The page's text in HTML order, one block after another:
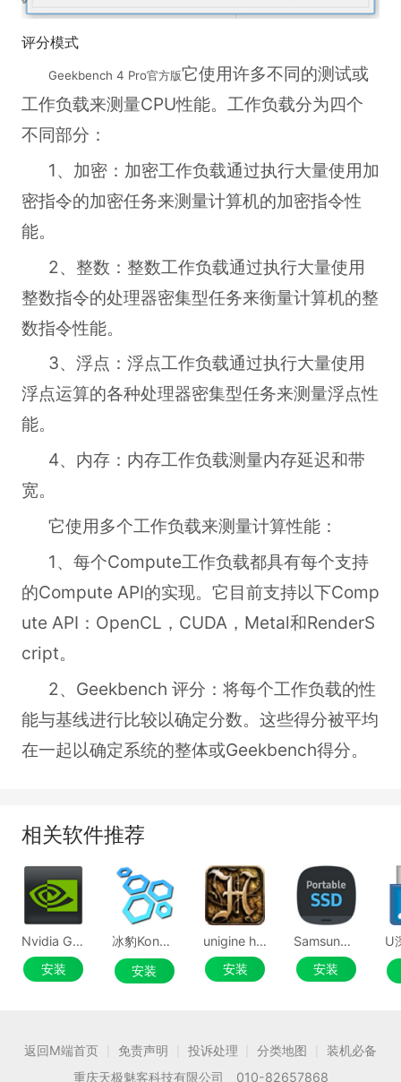
评分模式
Geekbench 4 Pro官方版它使用许多不同的测试或
工作负载来测量CPU性能。工作负载分为四个
不同部分：
1、加密：加密工作负载通过执行大量使用加
密指令的加密任务来测量计算机的加密指令性
能。
2、整数：整数工作负载通过执行大量使用
整数指令的处理器密集型任务来衡量计算机的整
数指令性能。
3、浮点：浮点工作负载通过执行大量使用
浮点运算的各种处理器密集型任务来测量浮点性
能。
4、内存：内存工作负载测量内存延迟和带
宽。
它使用多个工作负载来测量计算性能：
1、每个Compute工作负载都具有每个支持
的Compute API的实现。它目前支持以下Comp
ute API：OpenCL，CUDA，Metal和RenderS
cript。
2、Geekbench 评分：将每个工作负载的性
能与基线进行比较以确定分数。这些得分被平均
在一起以确定系统的整体或Geekbench得分。
相关软件推荐
Nvidia GeForce Experience
安装
冰豹Kone Pure Owl-Eye鼠标驱动
安装
unigine heaven benchmark
安装
Samsung Portable SSD Software
安装
返回M端首页 免责声明 投诉处理 分类地图
装机必备
重庆天极魅客科技有限公司 010-82657868